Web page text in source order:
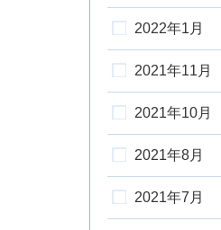
2022年1月
2021年11月
2021年10月
2021年8月
2021年7月